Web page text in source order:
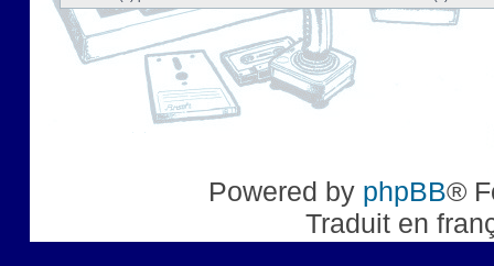
Powered by phpBB®
Traduit en